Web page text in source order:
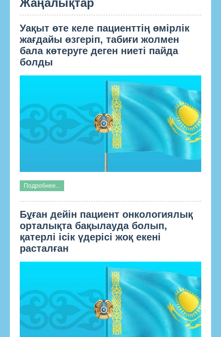
Уақыт өте келе пациенттің өмірлік
жағдайы өзгеріп, табиғи жолмен
бала көтеруге деген ниеті пайда
болды
Подробнее...
Бұған дейін пациент онкологиялық
орталықта бақылауда болып,
қатерлі ісік үдерісі жоқ екені
расталған